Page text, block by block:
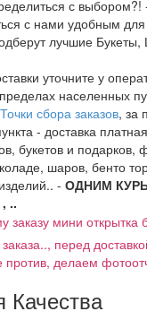
с выбором?!
с нами удобным
лучшие Букеты,
уточните у
населенных
Точки сбора заказов, за
- доставка
букетов и подарков,
шаров, бенто
- ОДНИМ
..
заказу мини открытка
перед
против, делаем
Качества